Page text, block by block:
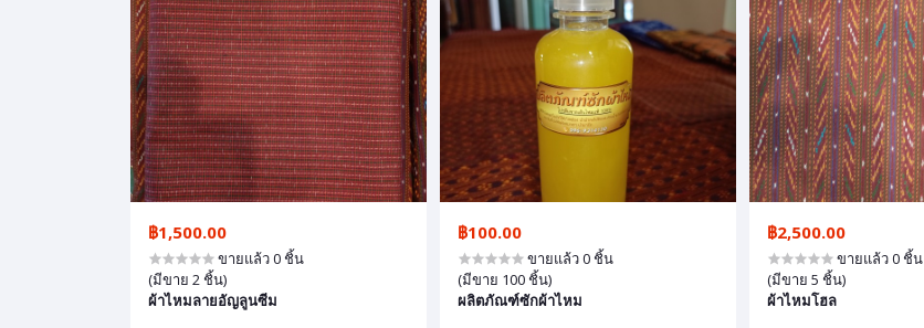
฿1,500.00
ขายแล้ว 0 ชิ้น
(มีขาย 2 ชิ้น)
ผ้าไหมลายอัญลูนซีม
฿100.00
ขายแล้ว 0 ชิ้น
(มีขาย 100 ชิ้น)
ผลิตภัณฑ์ซักผ้าไหม
฿2,500.00
ขายแล้ว 0 ชิ้น
(มีขาย 5 ชิ้น)
ผ้าไหมโฮล